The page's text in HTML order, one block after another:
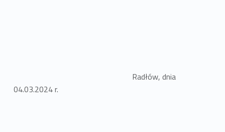
Radłów, dnia
04.03.2024 r.